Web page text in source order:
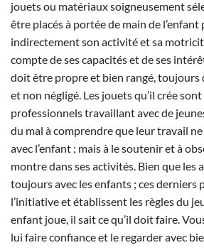
jouets ou matériaux soigneusement
être placés à portée de main de
indirectement son activité et sa
compte de ses capacités et de ses
doit être propre et bien rangé, toujours
et non négligé. Les jouets qu’il crée sont
professionnels travaillant avec de
du mal à comprendre que leur travail
avec l’enfant ; mais à le soutenir et à
montre dans ses activités. Bien que les
toujours avec les enfants ; ces
l’initiative et établissent les règles du
enfant joue, il sait ce qu’il doit faire.
lui faire confiance et le regarder avec